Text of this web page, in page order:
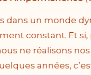
dans un monde
constant. Et si,
ne réalisons
années,